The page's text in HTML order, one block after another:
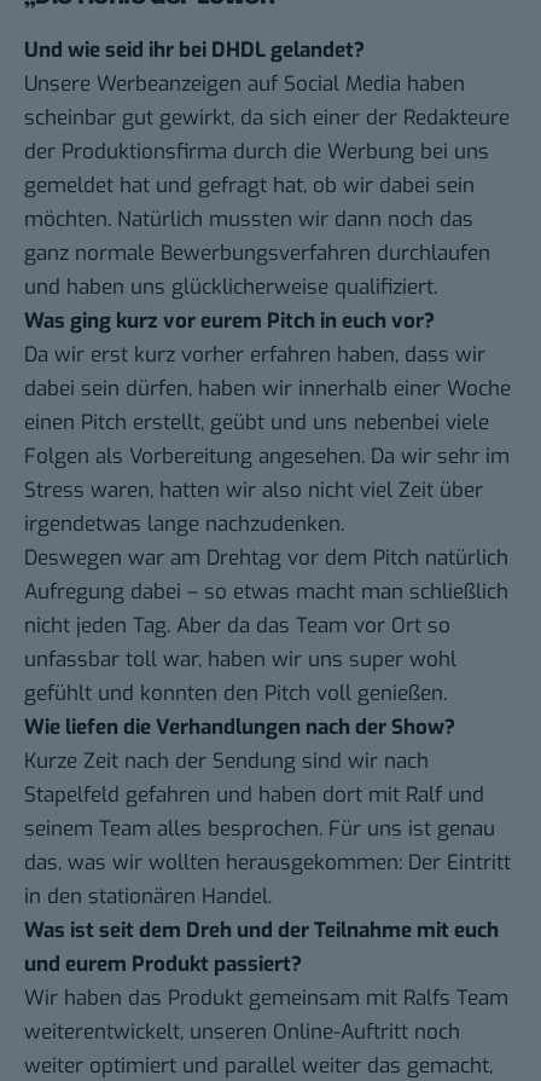
Und wie seid ihr bei DHDL gelandet?
Unsere Werbeanzeigen auf Social Media haben
scheinbar gut gewirkt, da sich einer der Redakteure
der Produktionsfirma durch die Werbung bei uns
gemeldet hat und gefragt hat, ob wir dabei sein
möchten. Natürlich mussten wir dann noch das
ganz normale Bewerbungsverfahren durchlaufen
und haben uns glücklicherweise qualifiziert.
Was ging kurz vor eurem Pitch in euch vor?
Da wir erst kurz vorher erfahren haben, dass wir
dabei sein dürfen, haben wir innerhalb einer Woche
einen Pitch erstellt, geübt und uns nebenbei viele
Folgen als Vorbereitung angesehen. Da wir sehr im
Stress waren, hatten wir also nicht viel Zeit über
irgendetwas lange nachzudenken.
Deswegen war am Drehtag vor dem Pitch natürlich
Aufregung dabei – so etwas macht man schließlich
nicht jeden Tag. Aber da das Team vor Ort so
unfassbar toll war, haben wir uns super wohl
gefühlt und konnten den Pitch voll genießen.
Wie liefen die Verhandlungen nach der Show?
Kurze Zeit nach der Sendung sind wir nach
Stapelfeld gefahren und haben dort mit Ralf und
seinem Team alles besprochen. Für uns ist genau
das, was wir wollten herausgekommen: Der Eintritt
in den stationären Handel.
Was ist seit dem Dreh und der Teilnahme mit euch
und eurem Produkt passiert?
Wir haben das Produkt gemeinsam mit Ralfs Team
weiterentwickelt, unseren Online-Auftritt noch
weiter optimiert und parallel weiter das gemacht,